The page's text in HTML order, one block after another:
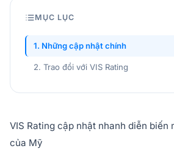
VIS Rating cập nhật nhanh diễn biến
của Mỹ
MỤC LỤC
1. Những cập nhật chính
2. Trao đổi với VIS Rating